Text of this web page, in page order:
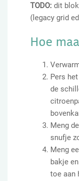
TODO: dit
(legacy grid
Hoe
Pers
de
Meng
snufje
Meng
bakje
toe aan